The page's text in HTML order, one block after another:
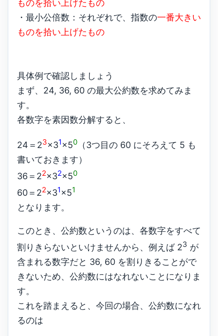
ものを拾い上げたもの
・最小公倍数：それぞれで、指数の一番大きい
ものを拾い上げたもの
具体例で確認しましょう
まず、24, 36, 60 の最大公約数を求めてみま
す。
各数字を素因数分解すると、
24＝23×31 ×50 （3つ目の 60 にそろえて 5 も
書いておきます）
36＝22×32×50
60＝22×31 ×51
となります。
このとき、公約数というのは、各数字をすべて
割りきらないといけませんから、例えば 23 が
含まれる数字だと 36, 60 を割りきることがで
きないため、公約数にはなれないことになりま
す。
これを踏まえると、今回の場合、公約数になれ
るのは